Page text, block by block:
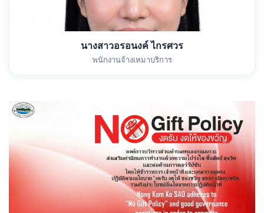
นางสาวอรอนงค์ ไกรศวร
พนักงานจ้างเหมาบริการ